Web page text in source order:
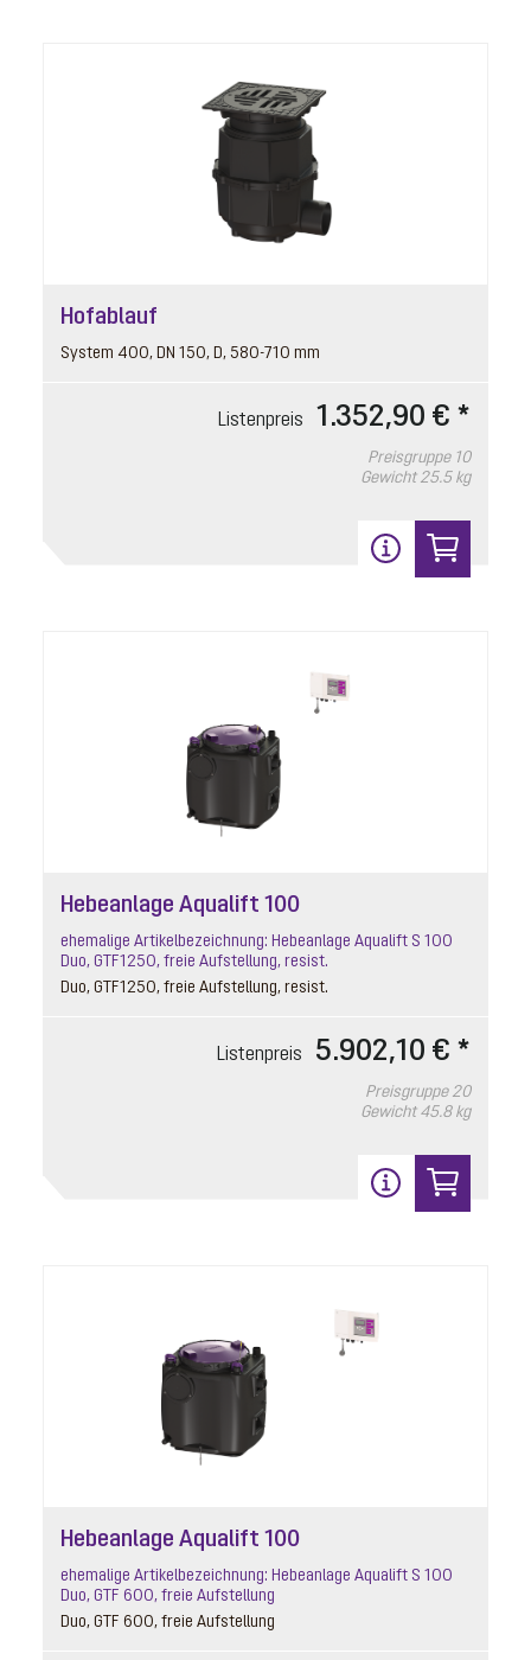
Hofablauf
System 400, DN 150, D, 580-710 mm
Listenpreis 1.352,90 € *
Preisgruppe 10
Gewicht 25.5 kg
Hebeanlage Aqualift 100
ehemalige Artikelbezeichnung: Hebeanlage Aqualift S 100
Duo, GTF1250, freie Aufstellung, resist.
Duo, GTF1250, freie Aufstellung, resist.
Listenpreis 5.902,10 € *
Preisgruppe 20
Gewicht 45.8 kg
Hebeanlage Aqualift 100
ehemalige Artikelbezeichnung: Hebeanlage Aqualift S 100
Duo, GTF 600, freie Aufstellung
Duo, GTF 600, freie Aufstellung